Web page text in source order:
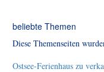
beliebte Themen
Diese Themenseiten
Ostsee-Ferienhaus zu